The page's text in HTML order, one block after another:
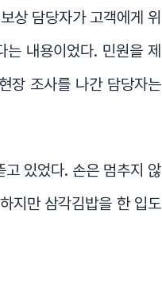
상 담당자가 고객에게 위
내용이었다. 민원을 제
장 조사를 나간 담당자는
있었다. 손은 멈추지 않
지만 삼각김밥을 한 입도